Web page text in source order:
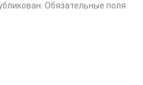
Обязательные поля